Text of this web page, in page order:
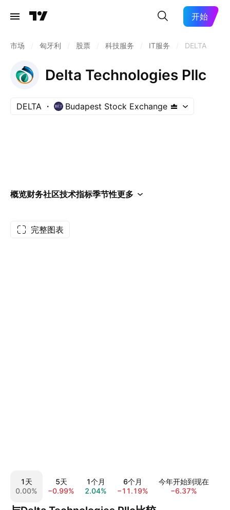
开始
市场 匈牙利 股票 科技服务 IT服务 DELTA
Delta Technologies Pllc
DELTA Budapest Stock Exchange
概览财务社区技术指标季节性更多
完整图表
1天
0.00%
5天
−0.99%
1个月
2.04%
6个月
−11.19%
今年开始到现在
−6.37%